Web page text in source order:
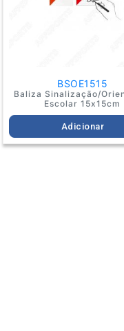
BSOE1515
Baliza Sinalização/
Escolar 15x15cm
Adicionar